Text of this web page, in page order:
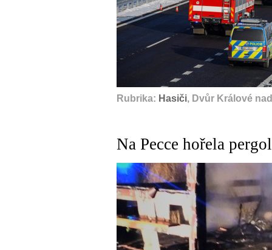
Rubrika: Hasiči, Dvůr Králové
Na Pecce hořela